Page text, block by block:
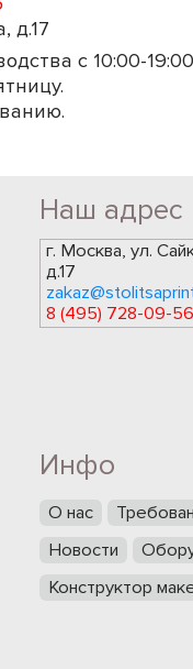
д.17
с 10:00-19:00
Наш адрес
г. Москва, ул.
д.17
8 (495) 728-09-56
Инфо
О нас
Новости
Конструктор